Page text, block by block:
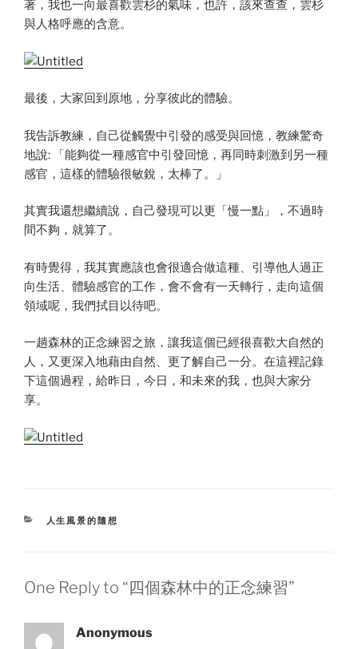
著，我也一向最喜歡雲杉的氣味，也許，該來查查，雲杉
與人格呼應的含意。
最後，大家回到原地，分享彼此的體驗。
我告訴教練，自己從觸覺中引發的感受與回憶，教練驚奇
地說: 「能夠從一種感官中引發回憶，再同時刺激到另一種
感官，這樣的體驗很敏銳，太棒了。」
其實我還想繼續說，自己發現可以更「慢一點」，不過時
間不夠，就算了。
有時覺得，我其實應該也會很適合做這種、引導他人過正
向生活、體驗感官的工作，會不會有一天轉行，走向這個
領域呢，我們拭目以待吧。
一趟森林的正念練習之旅，讓我這個已經很喜歡大自然的
人，又更深入地藉由自然、更了解自己一分。在這裡記錄
下這個過程，給昨日，今日，和未來的我，也與大家分
享。
CATEGORIES
人生風景的隨想
One Reply to “四個森林中的正念練習”
Anonymous